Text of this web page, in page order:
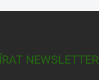
NEWSLETTER